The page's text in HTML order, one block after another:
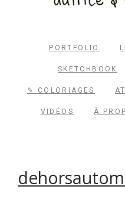
PORTFOLIO
SKETCHBOOK
✎ COLORIAGES
VIDÉOS À